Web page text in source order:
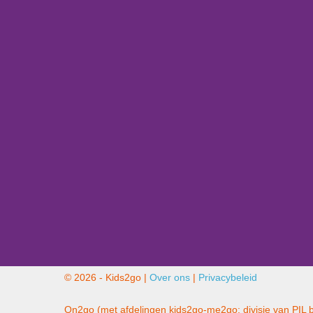
© 2026 - Kids2go | Over ons | Privacybeleid
On2go (met afdelingen kids2go-me2go: divisie van PIL